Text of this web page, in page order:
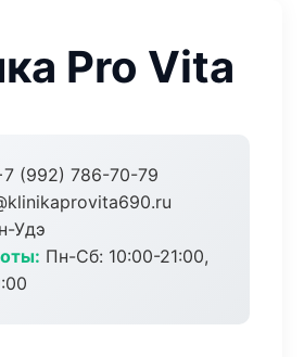
Pro Vita
(992) 786-70-79
Удэ
Пн-Сб: 10:00-21:00,